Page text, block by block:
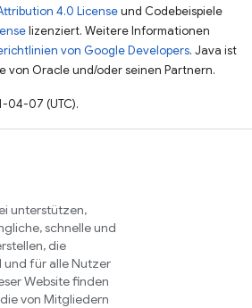
4.0 Licenseund Codebeispiele
lizenziert. Weitere Informationen
von Google Developers. Java ist
von Oracle und/oder seinen Partnern.
04-07 (UTC).
unterstützen,
schnelle und
die
für alle Nutzer
Website finden
von Mitgliedern